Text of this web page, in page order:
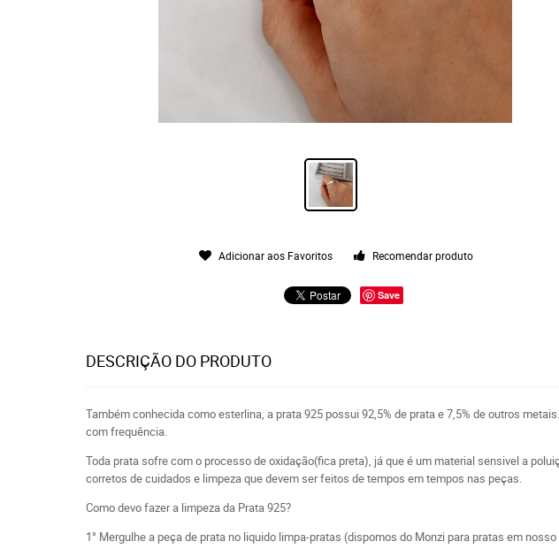
Adicionar aos Favoritos Recomendar produto
Save
DESCRIÇÃO DO PRODUTO
Também conhecida como esterlina, a prata 925 possui 92,5% de prata e 7,5% de outros
com frequência.
Toda prata sofre com o processo de oxidação(fica preta), já que é um material sensivel a
corretos de cuidados e limpeza que devem ser feitos de tempos em tempos nas peças.
Como devo fazer a limpeza da Prata 925?
1° Mergulhe a peça de prata no liquido limpa-pratas (dispomos do Monzi para pratas em